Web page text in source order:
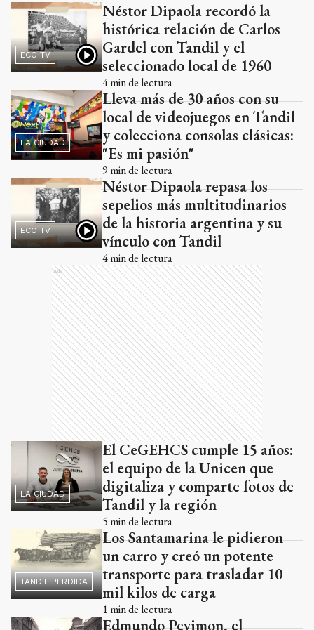
ECO TV
Néstor Dipaola recordó la
histórica relación de Carlos
Gardel con Tandil y el
seleccionado local de 1960
4min de lectura
LA CIUDAD
Lleva más de 30 años con su
local de videojuegos en Tandil
y colecciona consolas clásicas:
"Es mi pasión"
9 min de lectura
ECO TV
Néstor Dipaola repasa los
sepelios más multitudinarios
de la historia argentina y su
vínculo con Tandil
4min de lectura
Ads
LA CIUDAD
El CeGEHCS cumple 15 años:
el equipo de la Unicen que
digitaliza y comparte fotos de
Tandil y la región
5 min de lectura
TANDIL PERDIDA
Los Santamarina le pidieron
un carro y creó un potente
transporte para trasladar 10
mil kilos de carga
1 min de lectura
Edmundo Pevimon, el